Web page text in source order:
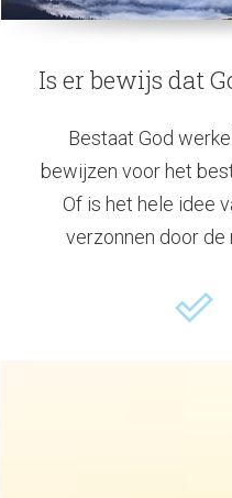
Is er bewijs dat
Bestaat God
bewijzen voor het
Of is het hele idee
verzonnen door de